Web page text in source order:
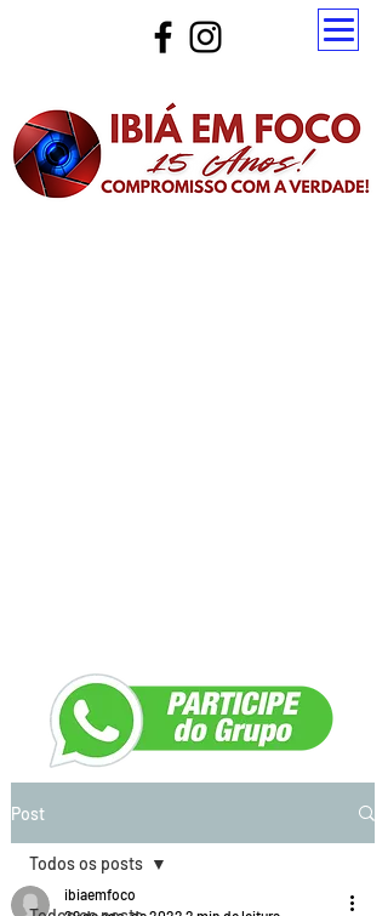
Post
Todos os posts
ibiaemfoco